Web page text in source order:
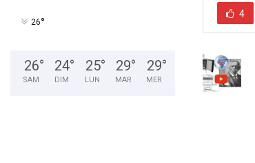
4
26°
26°
SAM
24°
DIM
25°
LUN
29°
MAR
29°
MER